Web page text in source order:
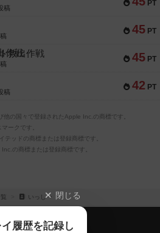
PT
稿
45 PT
45 PT
救出作戦
42 PT
稿
の国々で登録されたApple Inc.の商標です。
ークです。
ッドの商標または登録商標です。
の商標または登録商標です。
いっしー 閉じる
履歴を記録し